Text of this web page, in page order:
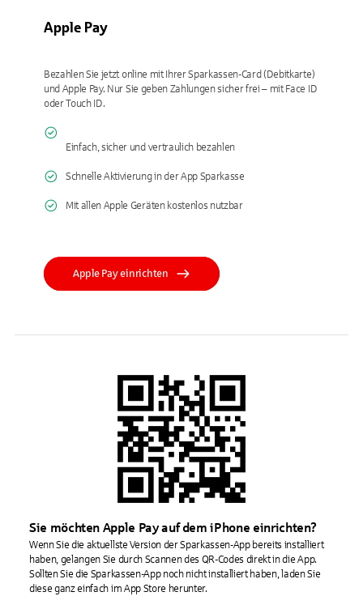
Apple Pay
Bezahlen Sie jetzt online mit Ihrer Sparkassen-Card (Debitkarte)
und Apple Pay. Nur Sie geben Zahlungen sicher frei – mit Face ID
oder Touch ID.
Einfach, sicher und vertraulich bezahlen
Schnelle Aktivierung in der App Sparkasse
Mit allen Apple Geräten kostenlos nutzbar
Apple Pay einrichten
Sie möchten Apple Pay auf dem iPhone einrichten?
Wenn Sie die aktuellste Version der Sparkassen-App bereits installiert
haben, gelangen Sie durch Scannen des QR-Codes direkt in die App.
Sollten Sie die Sparkassen-App noch nicht installiert haben, laden Sie
diese ganz einfach im App Store herunter.